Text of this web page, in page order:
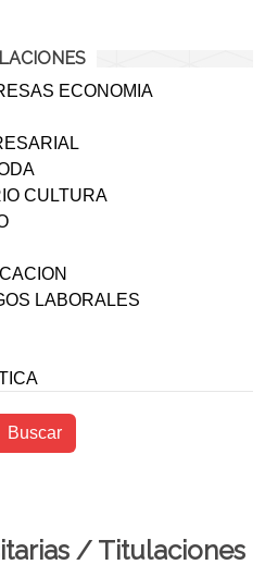
ECONOMIA
CULTURA
LABORALES
Buscar
/ Titulaciones